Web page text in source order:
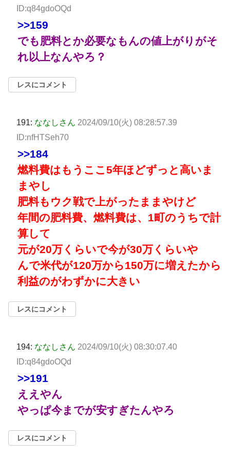
ID:q84gdoOQd
>>159
でも肥料とか必要なもんの値上がりがそ
れ以上なんやろ？
レスにコメント
191: ななしさん 2024/09/10(火) 08:28:57.39
ID:nfHTSeh70
>>184
燃料費はもうここ5年ほどずっと高いま
まやし
肥料もウク戦で上がったままやけど
年間の肥料費、燃料費は、1町のうちで計
算して
元が20万くらいで今が30万くらいや
んで米代が120万から150万に増えたから
利益のがわずかに大きい
レスにコメント
194: ななしさん 2024/09/10(火) 08:30:07.40
ID:q84gdoOQd
>>191
ええやん
やっぱ今までが安すぎたんやろ
レスにコメント